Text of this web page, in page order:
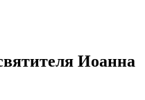
Иоанна